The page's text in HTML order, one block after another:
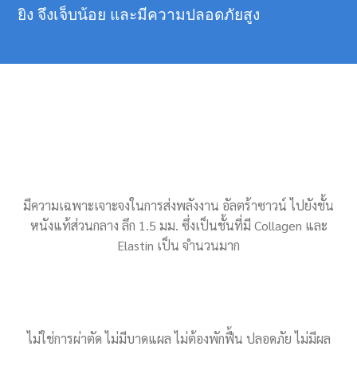
ยิง จึงเจ็บน้อย และมีความปลอดภัยสูง
มีความเฉพาะเจาะจงในการส่งพลังงาน อัลตร้าซาวน์ ไปยังชั้น
หนังแท้ส่วนกลาง ลึก 1.5 มม. ซึ่งเป็นชั้นที่มี Collagen และ
Elastin เป็น จำนวนมาก
ไม่ใช่การผ่าตัด ไม่มีบาดแผล ไม่ต้องพักฟื้น ปลอดภัย ไม่มีผล